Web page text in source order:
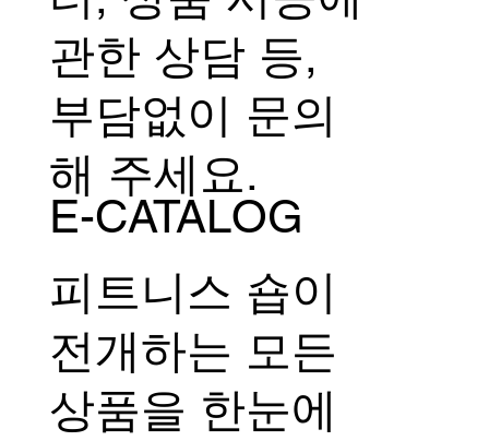
관한 상담 등,
부담없이 문의
해 주세요.
E-CATALOG
피트니스 숍이
전개하는 모든
상품을 한눈에